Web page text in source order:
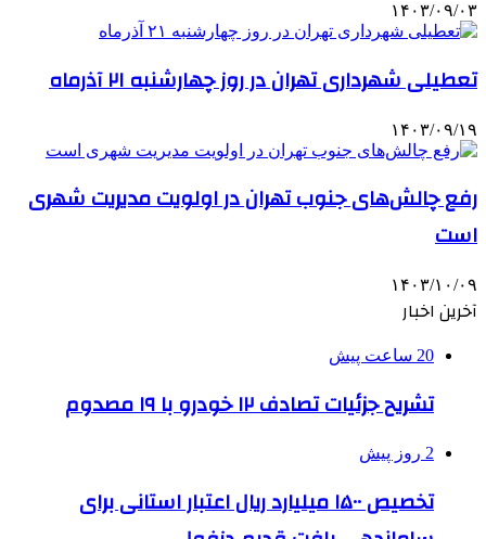
۱۴۰۳/۰۹/۰۳
تعطیلی شهرداری تهران در روز چهارشنبه ۲۱ آذرماه
۱۴۰۳/۰۹/۱۹
رفع چالش‌های جنوب تهران در اولویت مدیریت شهری
است
۱۴۰۳/۱۰/۰۹
آخرین اخبار
20 ساعت پیش
تشریح جزئیات تصادف ۱۲ خودرو با ۱۹ مصدوم
2 روز پیش
تخصیص ۱۵۰۰ میلیارد ریال اعتبار استانی برای